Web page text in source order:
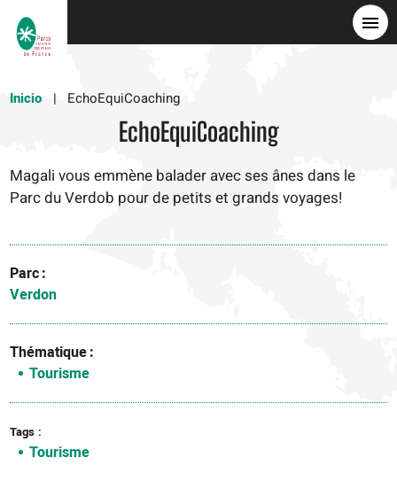
Inicio
EchoEquiCoaching
EchoEquiCoaching
Magali vous emmène balader avec ses ânes dans le
Parc du Verdob pour de petits et grands voyages!
Parc
Verdon
Thématique
Tourisme
Tags
Tourisme